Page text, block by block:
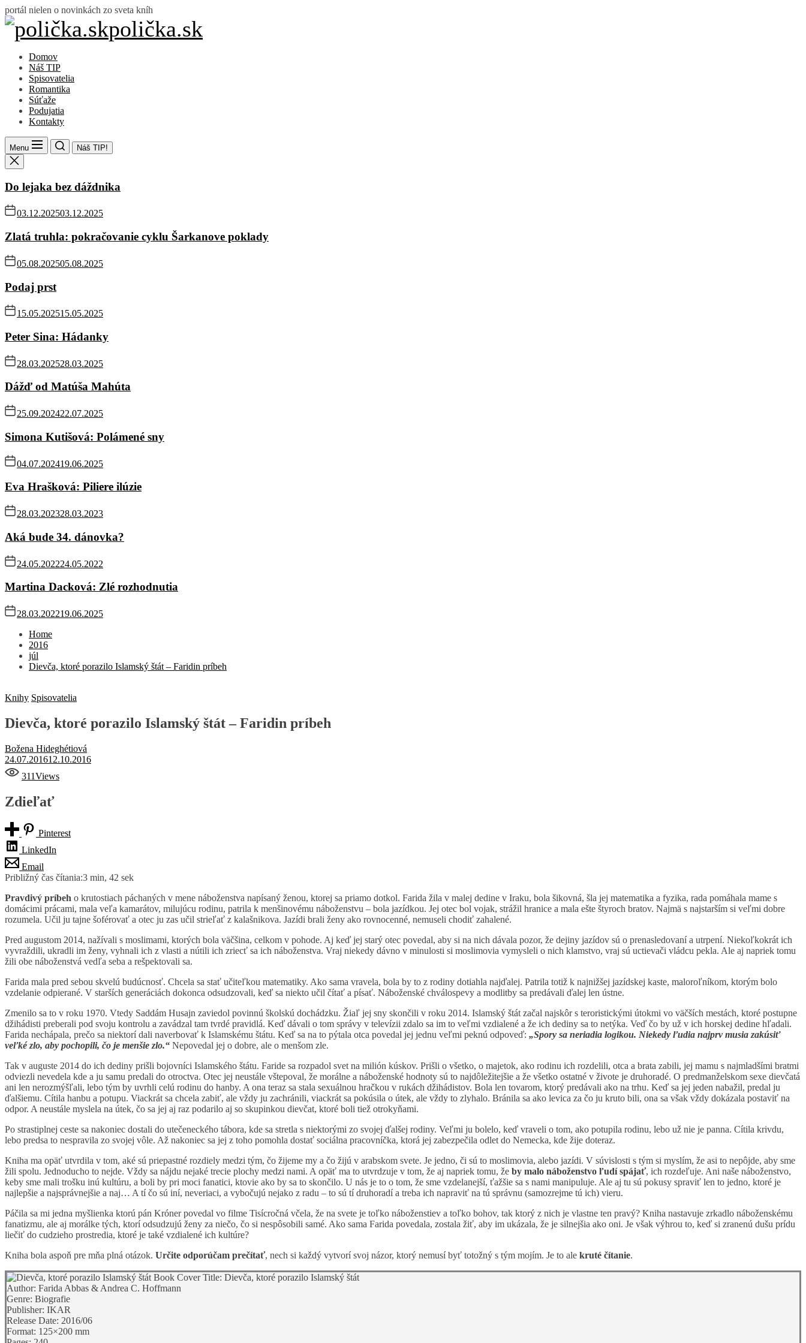
Skip
to
content
portál nielen o novinkách zo sveta kníh
polička.sk
polička.sk
Domov
Náš TIP
Spisovatelia
Romantika
Súťaže
Podujatia
Kontakty
Menu Náš TIP!
Do lejaka bez dáždnika
03.12.202503.12.2025
Zlatá truhla: pokračovanie cyklu Šarkanove poklady
05.08.202505.08.2025
Podaj prst
15.05.202515.05.2025
Peter Sina: Hádanky
28.03.202528.03.2025
Dážď od Matúša Mahúta
25.09.202422.07.2025
Simona Kutišová: Polámené sny
04.07.202419.06.2025
Eva Hrašková: Piliere ilúzie
28.03.202328.03.2023
Aká bude 34. dánovka?
24.05.202224.05.2022
Martina Dacková: Zlé rozhodnutia
28.03.202219.06.2025
Home
2016
júl
Dievča, ktoré porazilo Islamský štát – Faridin príbeh
Knihy Spisovatelia
Dievča, ktoré porazilo Islamský štát – Faridin príbeh
Božena Hideghétiová
24.07.201612.10.2016
311Views
Zdieľať
Pinterest
LinkedIn
Email
Približný čas čítania:3 min, 42 sek
Pravdivý príbeh o krutostiach páchaných v mene náboženstva napísaný ženou, ktorej sa priamo dotkol. Farida žila v malej dedine v Iraku, bola šikovná, šla jej matematika a fyzika, rada pomáhala mame s
domácimi prácami, mala veľa kamarátov, milujúcu rodinu, patrila k menšinovému náboženstvu – bola jazídkou. Jej otec bol vojak, strážil hranice a mala ešte štyroch bratov. Najmä s najstarším si veľmi dobre
rozumela. Učil ju tajne šoférovať a otec ju zas učil strieľať z kalašnikova. Jazídi brali ženy ako rovnocenné, nemuseli chodiť zahalené.
Pred augustom 2014, nažívali s moslimami, ktorých bola väčšina, celkom v pohode. Aj keď jej starý otec povedal, aby si na nich dávala pozor, že dejiny jazídov sú o prenasledovaní a utrpení. Niekoľkokrát ich
vyvraždili, ukradli im ženy, vyhnali ich z vlasti a nútili ich zriecť sa ich náboženstva. Vraj niekedy dávno v minulosti si moslimovia vymysleli o nich klamstvo, vraj sú uctievači vládcu pekla. Ale aj napriek tomu
žili obe náboženstvá vedľa seba a rešpektovali sa.
Farida mala pred sebou skvelú budúcnosť. Chcela sa stať učiteľkou matematiky. Ako sama vravela, bola by to z rodiny dotiahla najďalej. Patrila totiž k najnižšej jazídskej kaste, maloroľníkom, ktorým bolo
vzdelanie odpierané. V starších generáciách dokonca odsudzovali, keď sa niekto učil čítať a písať. Náboženské chválospevy a modlitby sa predávali ďalej len ústne.
Zmenilo sa to v roku 1970. Vtedy Saddám Husajn zaviedol povinnú školskú dochádzku. Žiaľ jej sny skončili v roku 2014. Islamský štát začal najskôr s teroristickými útokmi vo väčších mestách, ktoré postupne
džihádisti preberali pod svoju kontrolu a zavádzal tam tvrdé pravidlá. Keď dávali o tom správy v televízii zdalo sa im to veľmi vzdialené a že ich dediny sa to netýka. Veď čo by už v ich horskej dedine hľadali.
Farida nechápala, prečo sa niektorí dali naverbovať k Islamskému štátu. Keď sa na to pýtala otca povedal jej jednu veľmi peknú odpoveď: „Spory sa neriadia logikou. Niekedy ľudia najprv musia zakúsiť
veľké zlo, aby pochopili, čo je menšie zlo.“ Nepovedal jej o dobre, ale o menšom zle.
Tak v auguste 2014 do ich dediny prišli bojovníci Islamského štátu. Faride sa rozpadol svet na milión kúskov. Prišli o všetko, o majetok, ako rodinu ich rozdelili, otca a brata zabili, jej mamu s najmladšími bratmi
odviezli nevedela kde a ju samu predali do otroctva. Otec jej neustále vštepoval, že morálne a náboženské hodnoty sú to najdôležitejšie a že všetko ostatné v živote je druhoradé. O predmanželskom sexe dievčatá
ani len nerozmýšľali, lebo tým by uvrhli celú rodinu do hanby. A ona teraz sa stala sexuálnou hračkou v rukách džihádistov. Bola len tovarom, ktorý predávali ako na trhu. Keď sa jej jeden nabažil, predal ju
ďalšiemu. Cítila hanbu a potupu. Viackrát sa chcela zabiť, ale vždy ju zachránili, viackrát sa pokúsila o útek, ale vždy to zlyhalo. Bránila sa ako levica za čo ju kruto bili, ona sa však vždy dokázala postaviť na
odpor. A neustále myslela na útek, čo sa jej aj raz podarilo aj so skupinkou dievčat, ktoré boli tiež otrokyňami.
Po strastiplnej ceste sa nakoniec dostali do utečeneckého tábora, kde sa stretla s niektorými zo svojej ďalšej rodiny. Veľmi ju bolelo, keď vraveli o tom, ako potupila rodinu, lebo už nie je panna. Cítila krivdu,
lebo predsa to nespravila zo svojej vôle. Až nakoniec sa jej z toho pomohla dostať sociálna pracovníčka, ktorá jej zabezpečila odlet do Nemecka, kde žije doteraz.
Kniha ma opäť utvrdila v tom, aké sú priepastné rozdiely medzi tým, čo žijeme my a čo žijú v arabskom svete. Je jedno, či sú to moslimovia, alebo jazídi. V súvislosti s tým si myslím, že asi to nepôjde, aby sme
žili spolu. Jednoducho to nejde. Vždy sa nájdu nejaké trecie plochy medzi nami. A opäť ma to utvrdzuje v tom, že aj napriek tomu, že by malo náboženstvo ľudí spájať, ich rozdeľuje. Ani naše náboženstvo,
keby sme mali trošku inú kultúru, a boli by pri moci fanatici, ktovie ako by sa to skončilo. U nás je to o tom, že sme vzdelanejší, ťažšie sa s nami manipuluje. Ale aj tu sú pokusy spraviť len to jedno, ktoré je
najlepšie a najsprávnejšie a naj… A tí čo sú iní, neveriaci, a vybočujú nejako z radu – to sú tí druhoradí a treba ich napraviť na tú správnu (samozrejme tú ich) vieru.
Páčila sa mi jedna myšlienka ktorú pán Króner povedal vo filme Tisícročná včela, že na svete je toľko náboženstiev a toľko bohov, tak ktorý z nich je vlastne ten pravý? Kniha nastavuje zrkadlo náboženskému
fanatizmu, ale aj morálke tých, ktorí odsudzujú ženy za niečo, čo si nespôsobili samé. Ako sama Farida povedala, zostala žiť, aby im ukázala, že je silnejšia ako oni. Je však výhrou to, keď si zranenú dušu prídu
liečiť do cudzieho prostredia, ktoré je také vzdialené ich kultúre?
Kniha bola aspoň pre mňa plná otázok. Určite odporúčam prečítať, nech si každý vytvorí svoj názor, ktorý nemusí byť totožný s tým mojím. Je to ale kruté čítanie.
Title: Dievča, ktoré porazilo Islamský štát
Author: Farida Abbas & Andrea C. Hoffmann
Genre: Biografie
Publisher: IKAR
Release Date: 2016/06
Format: 125×200 mm